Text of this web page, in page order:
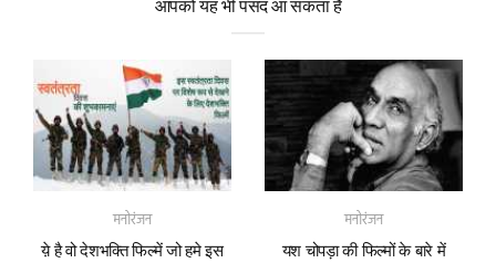
आपको यह भी पसंद आ सकता हैं
मनोरंजन
य़े है वो देशभक्ति फिल्में जो हमे इस
मनोरंजन
यश चोपड़ा की फिल्मों के बारे में